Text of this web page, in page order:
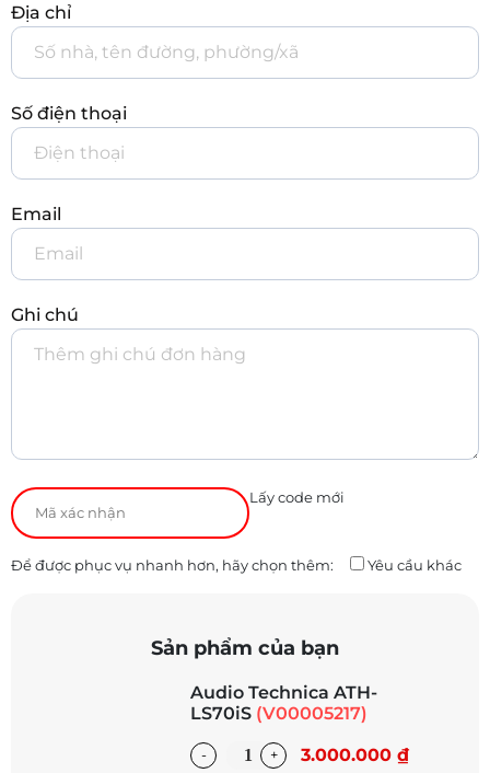
Địa chỉ
Số điện thoại
Email
Ghi chú
Lấy code mới
Để được phục vụ nhanh hơn, hãy chọn thêm: Yêu cầu khác
Sản phẩm của bạn
Audio Technica ATH-
LS70iS (V00005217)
3.000.000 ₫